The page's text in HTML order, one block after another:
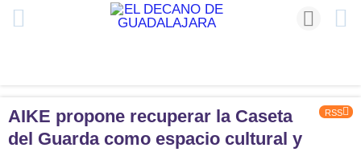
RSS
AIKE propone recuperar la Caseta
del Guarda como espacio cultural y